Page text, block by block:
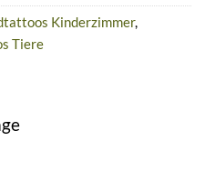
Kinderzimmer,
Tiere